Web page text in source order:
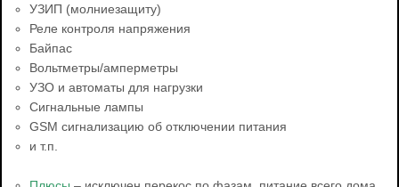
УЗИП (молниезащиту)
Реле контроля напряжения
Байпас
Вольтметры/амперметры
УЗО и автоматы для нагрузки
Сигнальные лампы
GSM сигнализацию об отключении питания
и т.п.